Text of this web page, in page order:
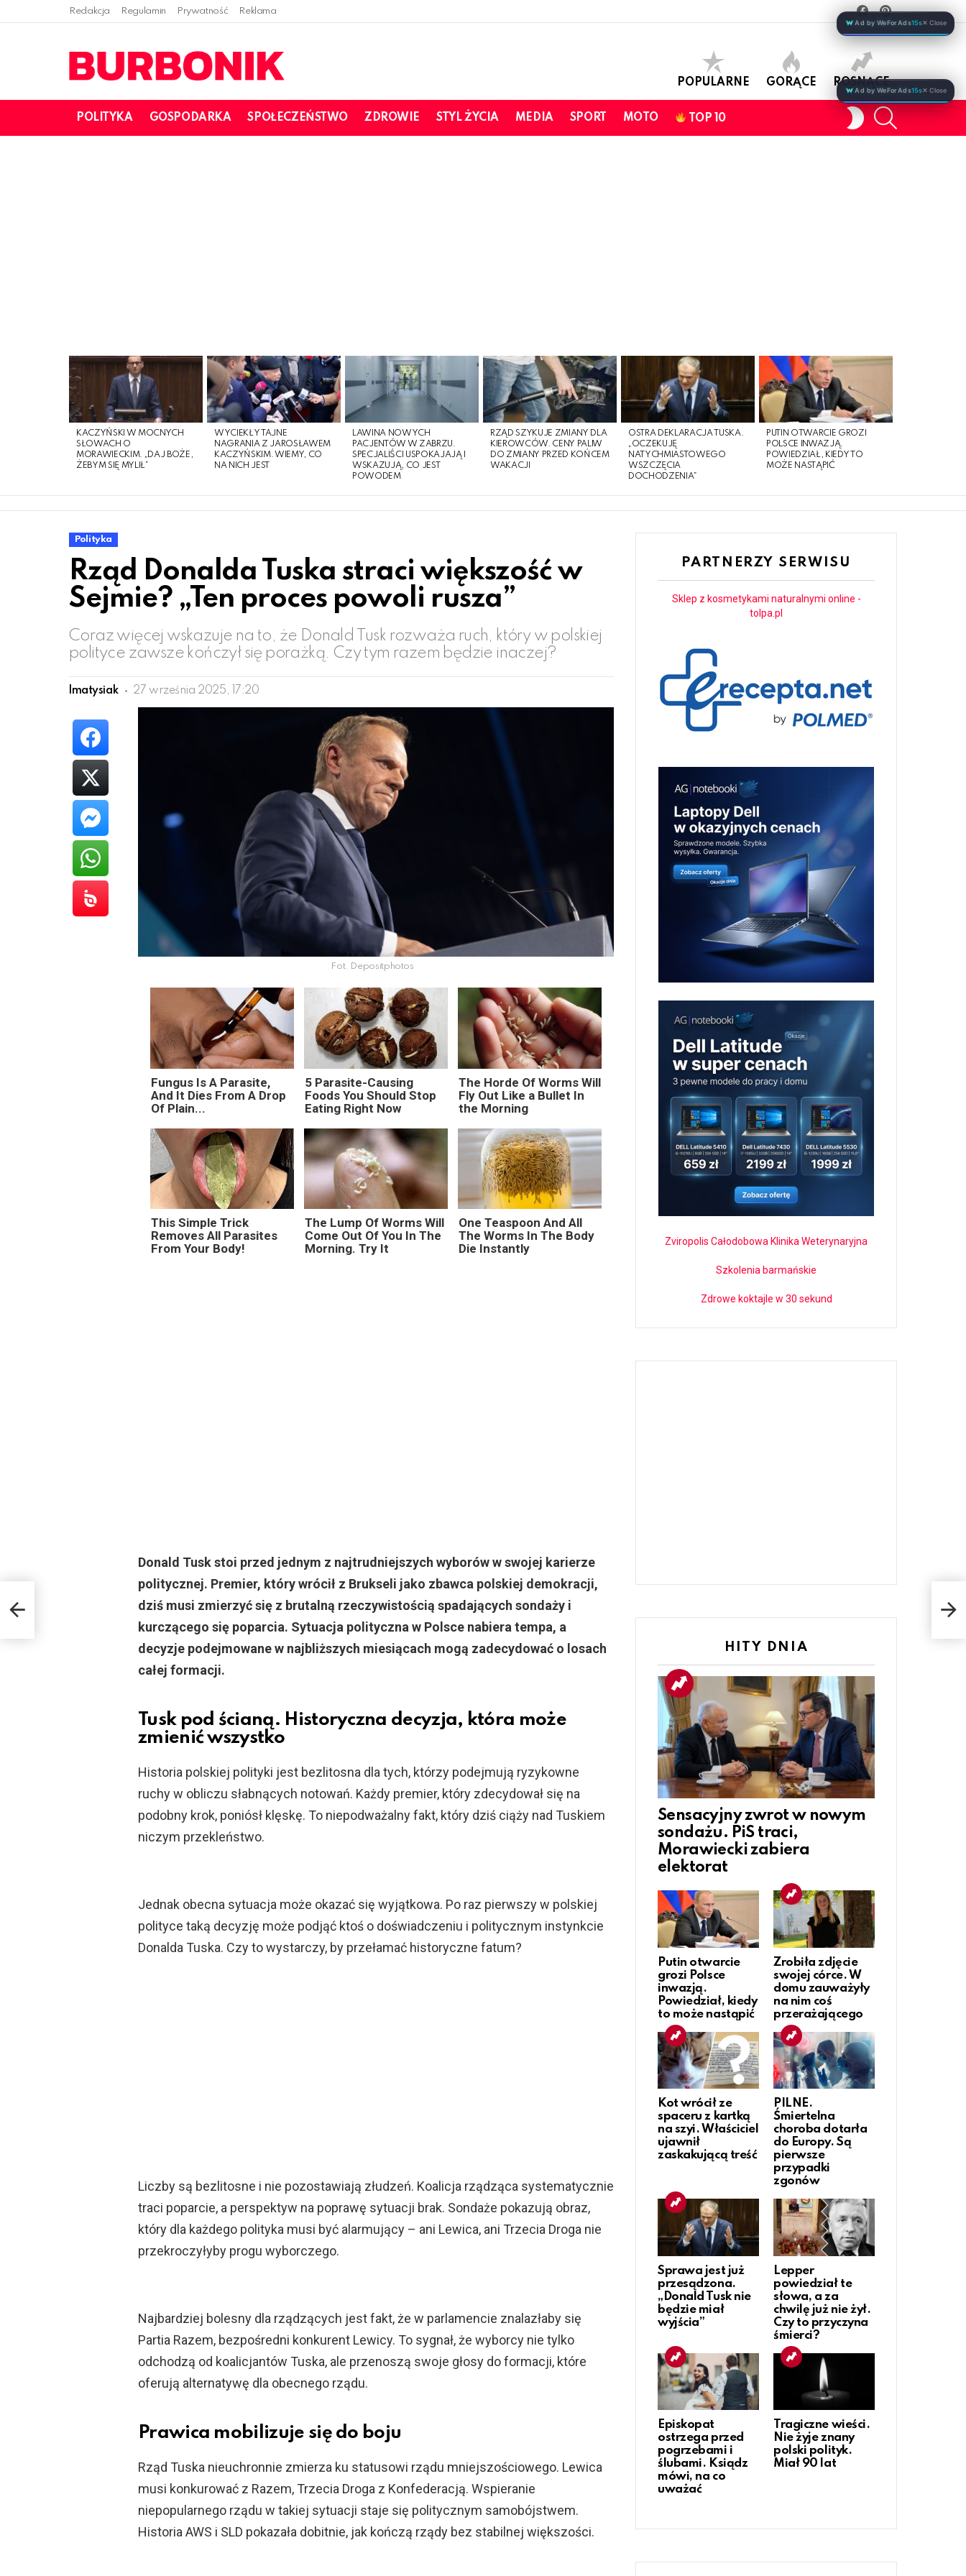
Redakcja Regulamin Prywatność Reklama
facebook
POPULARNE GORĄCE ROSNĄCE
POLITYKA GOSPODARKA SPOŁECZEŃSTWO ZDROWIE STYL ŻYCIA MEDIA SPORT MOTO TOP 10
SWITCH
SKIN
LATEST
KACZYŃSKI W MOCNYCH
SŁOWACH O
MORAWIECKIM. „DAJ BOŻE,
ŻEBYM SIĘ MYLIŁ”
WYCIEKŁY TAJNE
NAGRANIA Z JAROSŁAWEM
KACZYŃSKIM. WIEMY, CO
NA NICH JEST
LAWINA NOWYCH
PACJENTÓW W ZABRZU.
SPECJALIŚCI USPOKAJAJĄ I
WSKAZUJĄ, CO JEST
POWODEM
RZĄD SZYKUJE ZMIANY DLA
KIEROWCÓW. CENY PALIW
DO ZMIANY PRZED KOŃCEM
WAKACJI
OSTRA DEKLARACJA TUSKA.
„OCZEKUJĘ
NATYCHMIASTOWEGO
WSZCZĘCIA
DOCHODZENIA”
PUTIN OTWARCIE GROZI
POLSCE INWAZJĄ.
POWIEDZIAŁ, KIEDY TO
MOŻE NASTĄPIĆ
Polityka
Rząd Donalda Tuska straci większość w
Sejmie? „Ten proces powoli rusza”
Coraz więcej wskazuje na to, że Donald Tusk rozważa ruch, który w polskiej
polityce zawsze kończył się porażką. Czy tym razem będzie inaczej?
lmatysiak 27 września 2025, 17:20
Fot. Depositphotos
Fungus Is A Parasite,
And It Dies From A Drop
Of Plain...
5 Parasite-Causing
Foods You Should Stop
Eating Right Now
The Horde Of Worms Will
Fly Out Like a Bullet In
the Morning
This Simple Trick
Removes All Parasites
From Your Body!
The Lump Of Worms Will
Come Out Of You In The
Morning. Try It
One Teaspoon And All
The Worms In The Body
Die Instantly
Donald Tusk stoi przed jednym z najtrudniejszych wyborów w swojej karierze
politycznej. Premier, który wrócił z Brukseli jako zbawca polskiej demokracji,
dziś musi zmierzyć się z brutal­ną rzeczywistością spadających sondaży i
kurczącego się poparcia. Sytuacja polityczna w Polsce nabiera tempa, a
decyzje podejmowane w najbliższych miesiącach mogą zadecydować o losach
całej formacji.
Tusk pod ścianą. Historyczna decyzja, która może
zmienić wszystko
Historia polskiej polityki jest bezlitosna dla tych, którzy podejmują ryzykowne
ruchy w obliczu słabnących notowań. Każdy premier, który zdecydował się na
podobny krok, poniósł klęskę. To niepodważalny fakt, który dziś ciąży nad Tuskiem
niczym przekleństwo.
Jednak obecna sytuacja może okazać się wyjątkowa. Po raz pierwszy w polskiej
polityce taką decyzję może podjąć ktoś o doświadczeniu i politycznym instynkcie
Donalda Tuska. Czy to wystarczy, by przełamać historyczne fatum?
Liczby są bezlitosne i nie pozostawiają złudzeń. Koalicja rządząca systematycznie
traci poparcie, a perspektyw na poprawę sytuacji brak. Sondaże pokazują obraz,
który dla każdego polityka musi być alarmujący – ani Lewica, ani Trzecia Droga nie
przekroczyłyby progu wyborczego.
Najbardziej bolesny dla rządzących jest fakt, że w parlamencie znalazłaby się
Partia Razem, bezpośredni konkurent Lewicy. To sygnał, że wyborcy nie tylko
odchodzą od koalicjantów Tuska, ale przenoszą swoje głosy do formacji, które
oferują alternatywę dla obecnego rządu.
Prawica mobilizuje się do boju
Rząd Tuska nieuchronnie zmierza ku statusowi rządu mniejszościowego. Lewica
musi konkurować z Razem, Trzecia Droga z Konfederacją. Wspieranie
niepopularnego rządu w takiej sytuacji staje się politycznym samobójstwem.
Historia AWS i SLD pokazała dobitnie, jak kończą rządy bez stabilnej większości.
PARTNERZY SERWISU
Sklep z kosmetykami naturalnymi online -
tolpa.pl
Zviropolis Całodobowa Klinika Weterynaryjna
Szkolenia barmańskie
Zdrowe koktajle w 30 sekund
HITY DNIA
Sensacyjny zwrot w nowym
sondażu. PiS traci,
Morawiecki zabiera
elektorat
Putin otwarcie
grozi Polsce
inwazją.
Powiedział, kiedy
to może nastąpić
Zrobiła zdjęcie
swojej córce. W
domu zauważyły
na nim coś
przerażającego
Kot wrócił ze
spaceru z kartką
na szyi. Właściciel
ujawnił
zaskakującą treść
PILNE.
Śmiertelna
choroba dotarła
do Europy. Są
pierwsze
przypadki
zgonów
Sprawa jest już
przesądzona.
„Donald Tusk nie
będzie miał
wyjścia”
Lepper
powiedział te
słowa, a za
chwilę już nie żył.
Czy to przyczyna
śmierci?
Episkopat
ostrzega przed
pogrzebami i
ślubami. Ksiądz
mówi, na co
uważać
Tragiczne wieści.
Nie żyje znany
polski polityk.
Miał 90 lat
Ad by WeForAds15s✕ Close
Ad by WeForAds15s✕ Close